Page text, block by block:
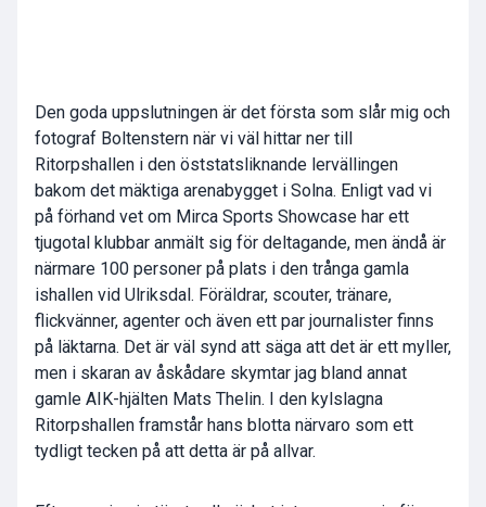
Den goda uppslutningen är det första som slår mig och
fotograf Boltenstern när vi väl hittar ner till
Ritorpshallen i den öststatsliknande lervällingen
bakom det mäktiga arenabygget i Solna. Enligt vad vi
på förhand vet om Mirca Sports Showcase har ett
tjugotal klubbar anmält sig för deltagande, men ändå är
närmare 100 personer på plats i den trånga gamla
ishallen vid Ulriksdal. Föräldrar, scouter, tränare,
flickvänner, agenter och även ett par journalister finns
på läktarna. Det är väl synd att säga att det är ett myller,
men i skaran av åskådare skymtar jag bland annat
gamle AIK-hjälten Mats Thelin. I den kylslagna
Ritorpshallen framstår hans blotta närvaro som ett
tydligt tecken på att detta är på allvar.